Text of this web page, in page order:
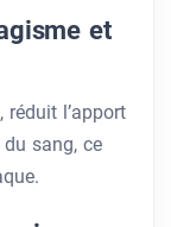
et
réduit l’apport
sang, ce